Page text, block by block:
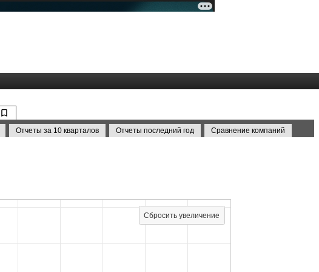
Отчеты за 10 кварталов Отчеты последний год Сравнение компаний
Сбросить увеличение